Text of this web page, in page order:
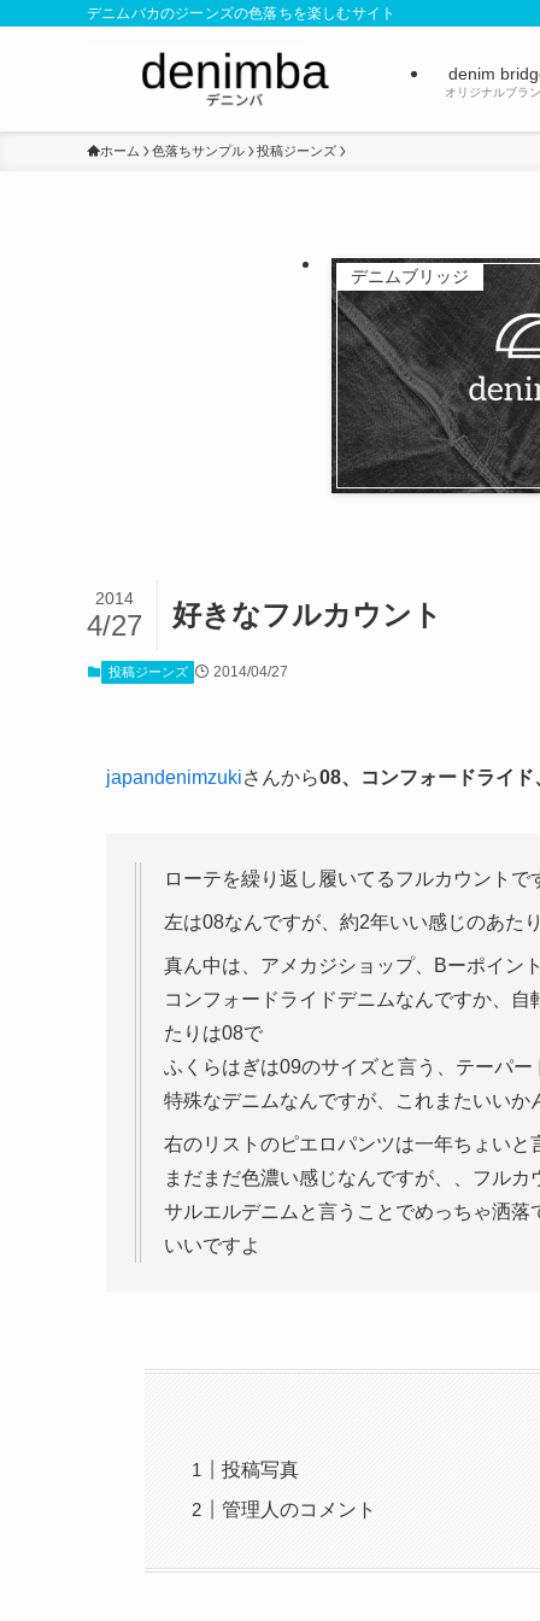
デニムバカのジーンズの色落ちを楽しむサイト
denim
オリジナルブラ
ホーム 色落ちサンプル 投稿ジーンズ
デニムブリッジ
好きなフルカウント
2014
4/27
投稿ジーンズ 2014/04/27
japandenimzukiさんから08、コンフォードライ
ローテを繰り返し履いてるフルカウントで
左は08なんですが、約2年いい感じのあた
真ん中は、アメカジショップ、Bーポイン
コンフォードライドデニムなんですか、
たりは08で
ふくらはぎは09のサイズと言う、テーパー
特殊なデニムなんですが、これまたいいか
右のリストのピエロパンツは一年ちょいと
まだまだ色濃い感じなんですが、、フルカ
サルエルデニムと言うことでめっちゃ洒落
いいですよ
投稿写真
管理人のコメント